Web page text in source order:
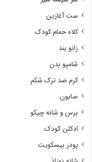
ست آغازین
کلاه حمام کودک
زانو بند
شامپو بدن
کرم ضد ترک شکم
صابون
برس و شانه چیکو
ادکلن کودک
پودر بیسکویت